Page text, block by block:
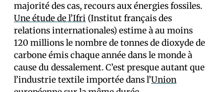
majorité des cas, recours aux énergies fossiles.
Une étude de l’Ifri (Institut français des
relations internationales) estime à au moins
120 millions le nombre de tonnes de dioxyde de
carbone émis chaque année dans le monde à
cause du dessalement. C’est presque autant que
l’industrie textile importée dans l’Union